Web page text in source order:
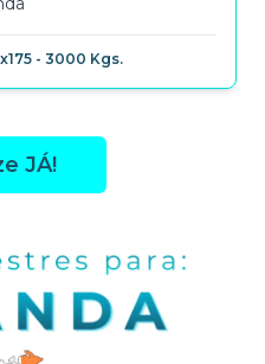
- 3000 Kgs.
JÁ!